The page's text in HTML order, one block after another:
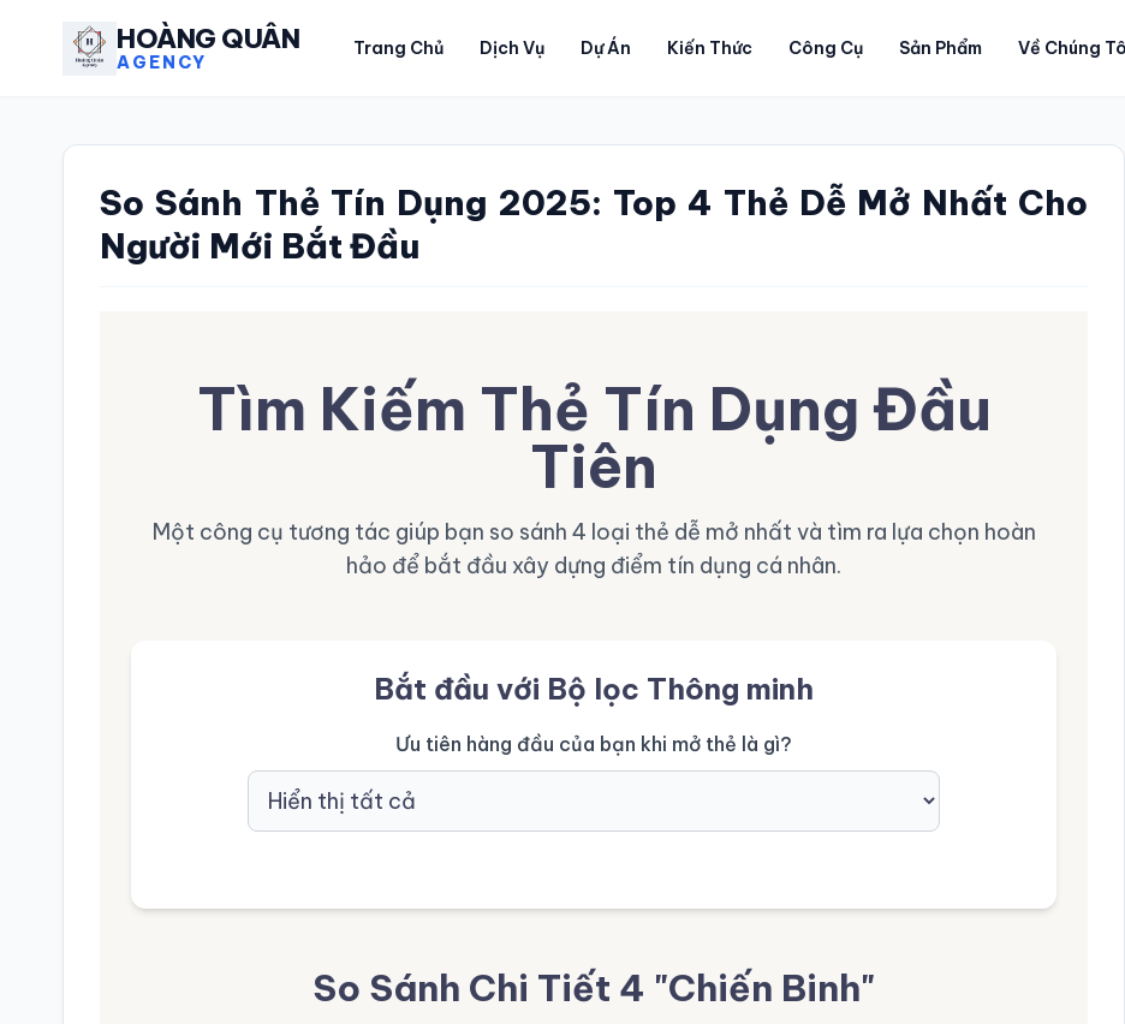
HOÀNG QUÂN
AGENCY
Trang Chủ Dịch Vụ Dự Án Kiến Thức Công Cụ Sản Phẩm Về Chúng
So Sánh Thẻ Tín Dụng 2025: Top 4 Thẻ Dễ Mở Nhất Cho
Người Mới Bắt Đầu
Tìm Kiếm Thẻ Tín Dụng Đầu
Tiên
Một công cụ tương tác giúp bạn so sánh 4 loại thẻ dễ mở nhất và tìm ra lựa chọn hoàn
hảo để bắt đầu xây dựng điểm tín dụng cá nhân.
Bắt đầu với Bộ lọc Thông minh
Ưu tiên hàng đầu của bạn khi mở thẻ là gì?
So Sánh Chi Tiết 4 "Chiến Binh"